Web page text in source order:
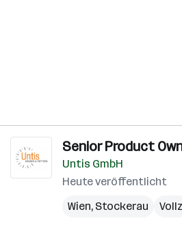
Senior Product
Untis GmbH
Heute veröffentlicht
Wien, Stockerau